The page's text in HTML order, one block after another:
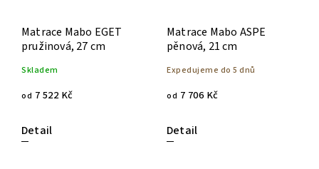
Matrace Mabo EGET
pružinová, 27 cm
Skladem
od 7 522 Kč
Detail
Matrace Mabo ASPE
pěnová, 21 cm
Expedujeme do 5 dnů
od 7 706 Kč
Detail